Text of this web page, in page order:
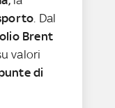
. Dal
Brent
valori
di